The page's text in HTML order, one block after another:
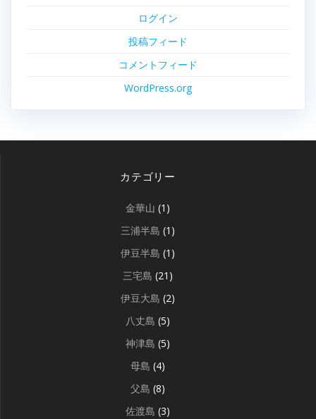
ログイン
投稿フィード
コメントフィード
WordPress.org
カテゴリー
金華山 (1)
三浦半島 (1)
伊豆半島 (1)
三宅島 (21)
伊豆大島 (2)
八丈島 (5)
神津島 (5)
母島 (4)
父島 (8)
佐渡島 (3)